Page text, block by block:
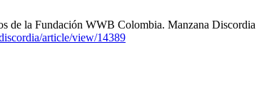
de la Fundación WWB Colombia. Manzana Discordia
article/view/14389